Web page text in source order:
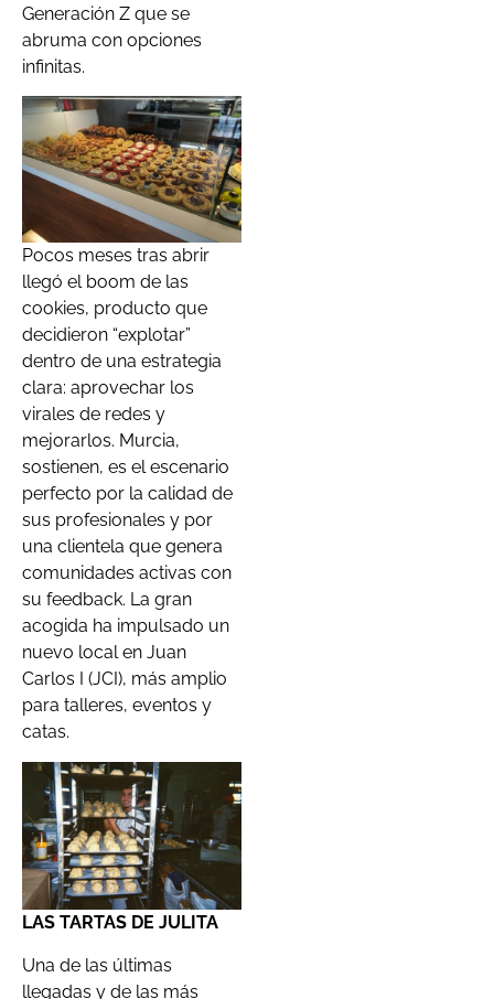
Generación Z que se
abruma con opciones
infinitas.
Pocos meses tras abrir
llegó el boom de las
cookies, producto que
decidieron “explotar”
dentro de una estrategia
clara: aprovechar los
virales de redes y
mejorarlos. Murcia,
sostienen, es el escenario
perfecto por la calidad de
sus profesionales y por
una clientela que genera
comunidades activas con
su feedback. La gran
acogida ha impulsado un
nuevo local en Juan
Carlos I (JCI), más amplio
para talleres, eventos y
catas.
LAS TARTAS DE JULITA
Una de las últimas
llegadas y de las más